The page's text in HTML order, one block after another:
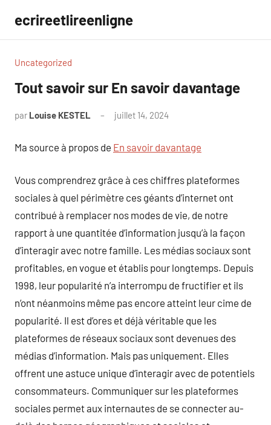
contenu
ecrireetlireenligne
Uncategorized
Tout savoir sur En savoir davantage
par Louise KESTEL juillet 14, 2024
Ma source à propos de En savoir davantage
Vous comprendrez grâce à ces chiffres plateformes
sociales à quel périmètre ces géants d’internet ont
contribué à remplacer nos modes de vie, de notre
rapport à une quantitée d’information jusqu’à la façon
d’interagir avec notre famille. Les médias sociaux sont
profitables, en vogue et établis pour longtemps. Depuis
1998, leur popularité n’a interrompu de fructifier et ils
n’ont néanmoins même pas encore atteint leur cime de
popularité. Il est d’ores et déjà véritable que les
plateformes de réseaux sociaux sont devenues des
médias d’information. Mais pas uniquement. Elles
offrent une astuce unique d’interagir avec de potentiels
consommateurs. Communiquer sur les plateformes
sociales permet aux internautes de se connecter au-